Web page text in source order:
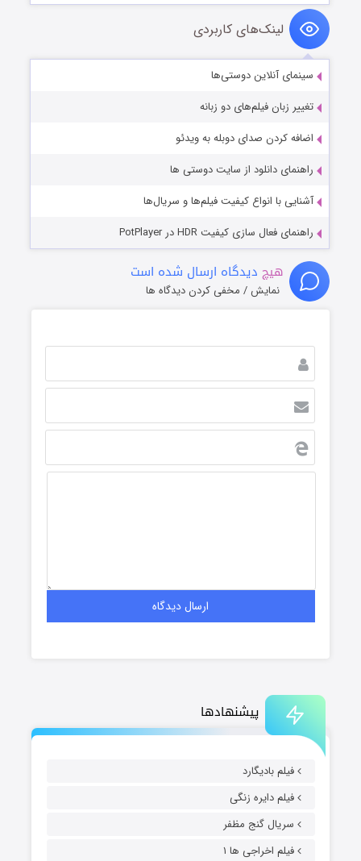
پیشنهادها
فیلم بادیگارد
فیلم دایره زنگی
سریال گنج مظفر
فیلم اخراجی ها ۱
لینک‌های کاربردی
سینمای آنلاین دوستی‌ها
تغییر زبان فیلم‌های دو زبانه
اضافه کردن صدای دوبله به ویدئو
راهنمای دانلود از سایت دوستی ها
آشنایی با انواع کیفیت فیلم‌ها و سریال‌ها
راهنمای فعال سازی کیفیت HDR در PotPlayer
هیچ دیدگاه ارسال شده است
نمایش / مخفی کردن دیدگاه ها